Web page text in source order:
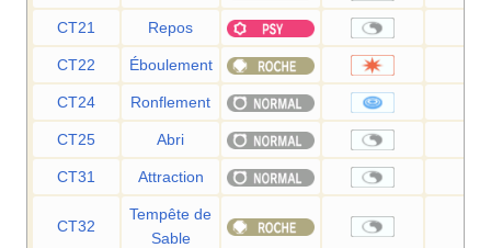
CT21 Repos
CT22 Éboulement
CT24 Ronflement
CT25 Abri
CT31 Attraction
CT32
Tempête de
Sable